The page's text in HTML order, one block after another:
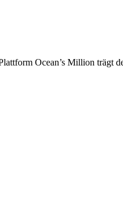
Ocean’s Million trägt